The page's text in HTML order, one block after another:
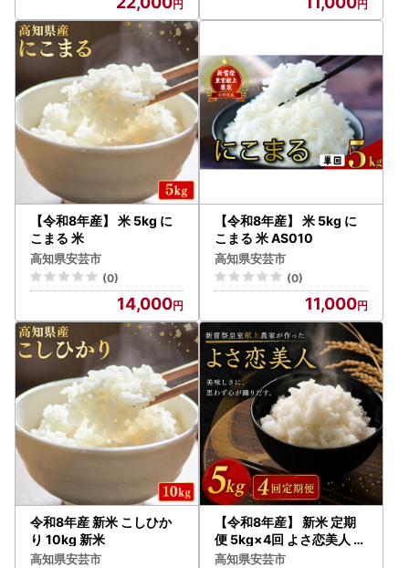
【令和8年産】 米 5kg に
こまる 米
高知県安芸市
(0)
14,000
【令和8年産】 米 5kg に
こまる 米 AS010
高知県安芸市
(0)
11,000
令和8年産 新米 こしひか
り 10kg 新米
高知県安芸市
【令和8年産】 新米 定期
便 5kg×4回 よさ恋美人 新
米 AS007
高知県安芸市